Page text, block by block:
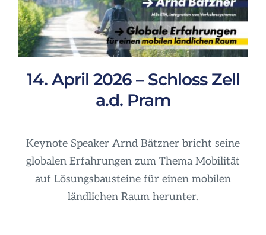
14. April 2026 – Schloss Zell
a.d. Pram
Keynote Speaker Arnd Bätzner bricht seine
globalen Erfahrungen zum Thema Mobilität
auf Lösungsbausteine für einen mobilen
ländlichen Raum herunter.